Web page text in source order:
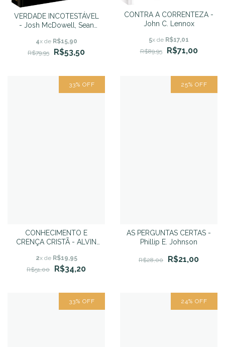
VERDADE INCOTESTÁVEL
- Josh McDowell, Sean
4x de R$15,90
R$79,95
R$53,50
CONTRA A CORRENTEZA -
John C. Lennox
5x de R$17,01
R$89,95
R$71,00
33% OFF
CONHECIMENTO E
CRENÇA CRISTÃ - ALVIN
2x de R$19,95
R$51,00
R$34,20
25% OFF
AS PERGUNTAS CERTAS -
Phillip E. Johnson
R$28,00 R$21,00
33% OFF 24% OFF